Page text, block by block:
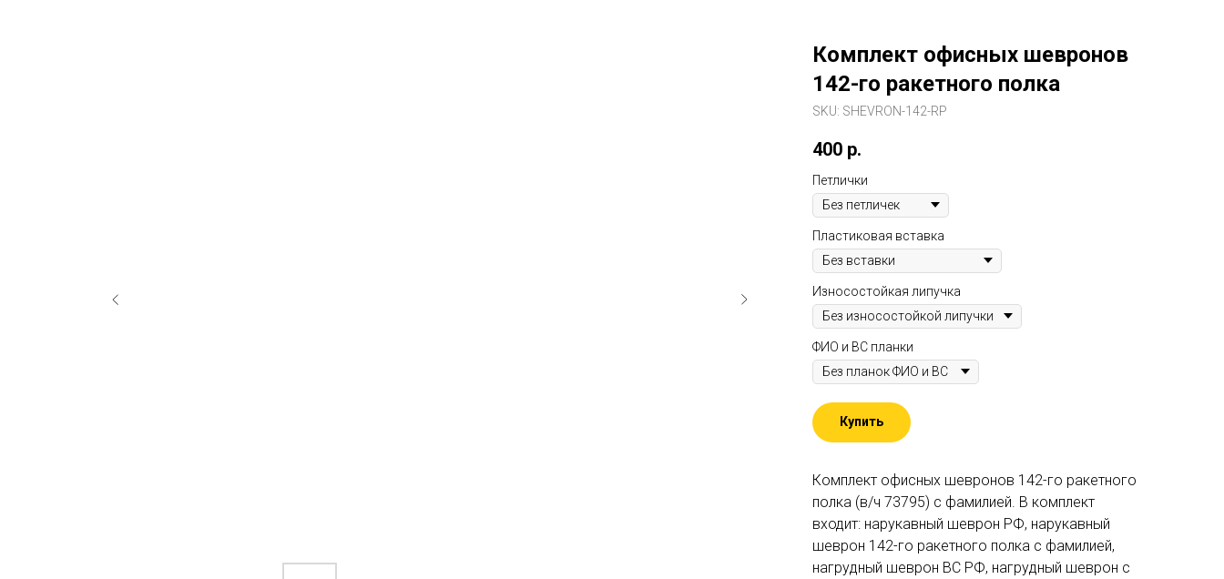
Комплект офисных шевронов
142-го ракетного полка
SKU: SHEVRON-142-RP
400 р.
Петлички
Пластиковая вставка
Износостойкая липучка
ФИО и ВС планки
Купить
Комплект офисных шевронов 142-го ракетного
полка (в/ч 73795) c фамилией. В комплект
входит: нарукавный шеврон РФ, нарукавный
шеврон 142-го ракетного полка c фамилией,
нагрудный шеврон ВС РФ, нагрудный шеврон с